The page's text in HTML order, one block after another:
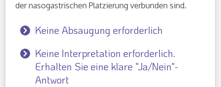
der nasogastrischen Platzierung verbunden sind.
Keine Absaugung erforderlich
Keine Interpretation erforderlich.
Erhalten Sie eine klare "Ja/Nein"-
Antwort